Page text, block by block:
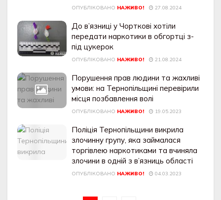
ОПУБЛІКОВАНО НАЖИВО! 27.08.2024
До в’язниці у Чорткові хотіли
передати наркотики в обгортці з-
під цукерок
ОПУБЛІКОВАНО НАЖИВО! 21.08.2024
Порушення прав людини та жахливі
умови: на Тернопільщині перевірили
місця позбавлення волі
ОПУБЛІКОВАНО НАЖИВО! 19.05.2023
Поліція Тернопільщини викрила
злочинну групу, яка займалася
торгівлею наркотиками та вчиняла
злочини в одній з в’язниць області
ОПУБЛІКОВАНО НАЖИВО! 04.03.2023